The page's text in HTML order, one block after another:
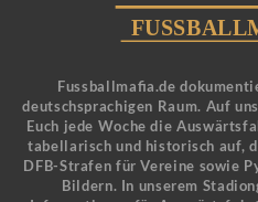
Fussballmafia.de
deutschsprachigen Raum. Auf
Euch jede Woche die
tabellarisch und historisch auf,
DFB-Strafen für Vereine sowie
Bildern. In unserem